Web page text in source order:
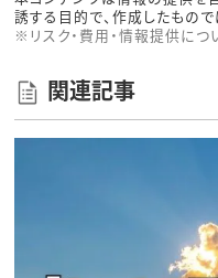
誘する目的で、作成したもので
※リスク・費用・情報提供につ
関連記事